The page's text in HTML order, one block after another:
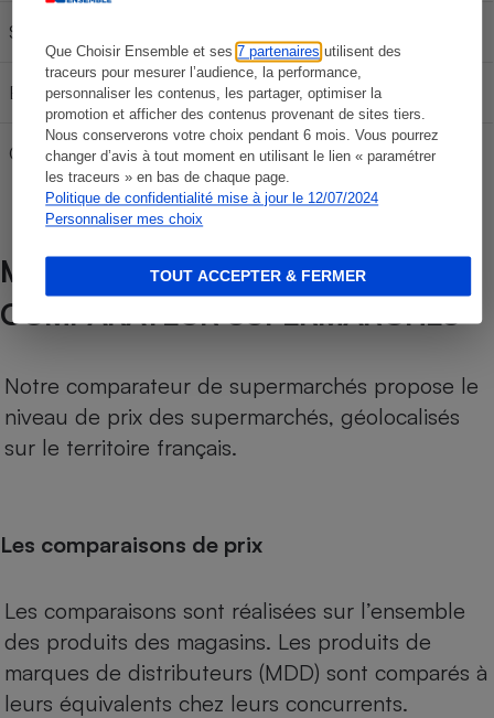
Que Choisir Ensemble et ses7 partenaires utilisent des
traceurs pour mesurer l’audience, la performance,
personnaliser les contenus, les partager, optimiser la
promotion et afficher des contenus provenant de sites tiers.
Nous conserverons votre choix pendant 6 mois. Vous pourrez
changer d’avis à tout moment en utilisant le lien « paramétrer
les traceurs » en bas de chaque page.
Politique de confidentialité mise à jour le 12/07/2024
Personnaliser mes choix
TOUT ACCEPTER & FERMER
SP 95-E10
E85 23,76 € 39,60 € 55,44 €
Gazole 64,41 € 107,35 € 150,29 €
MÉTHODOLOGIE DE NOTRE
COMPARATEUR SUPERMARCHÉS
Notre comparateur de supermarchés propose le
niveau de prix des supermarchés, géolocalisés
sur le territoire français.
Les comparaisons de prix
Les comparaisons sont réalisées sur l’ensemble
des produits des magasins. Les produits de
marques de distributeurs (MDD) sont comparés à
leurs équivalents chez leurs concurrents.